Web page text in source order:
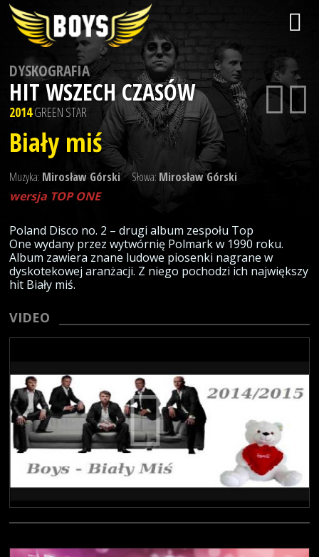
DYSKOGRAFIA
HIT WSZECH CZASÓW
2014GREEN STAR
Biały miś
Muzyka: Mirosław Górski Słowa: Mirosław Górski
wersja TOP ONE
Poland Disco no. 2 – drugi album zespołu Top
One wydany przez wytwórnię Polmark w 1990 roku.
Album zawiera znane ludowe piosenki nagrane w
dyskotekowej aranżacji. Z niego pochodzi ich największy
hit Biały miś.
VIDEO